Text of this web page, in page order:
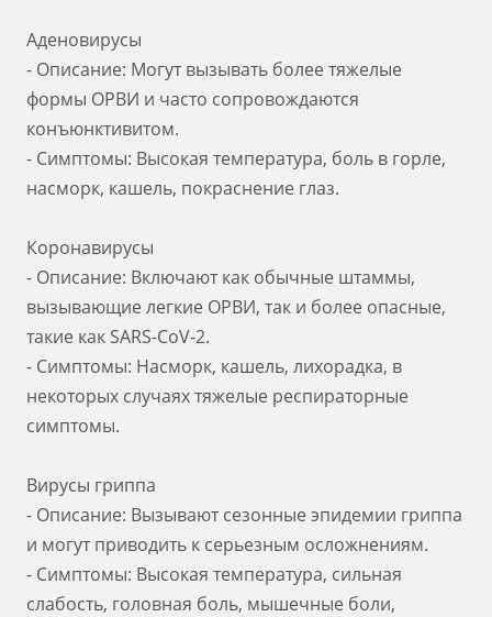
Аденовирусы
- Описание: Могут вызывать более тяжелые
формы ОРВИ и часто сопровождаются
конъюнктивитом.
- Симптомы: Высокая температура, боль в горле,
насморк, кашель, покраснение глаз.
Коронавирусы
- Описание: Включают как обычные штаммы,
вызывающие легкие ОРВИ, так и более опасные,
такие как SARS-CoV-2.
- Симптомы: Насморк, кашель, лихорадка, в
некоторых случаях тяжелые респираторные
симптомы.
Вирусы гриппа
- Описание: Вызывают сезонные эпидемии гриппа
и могут приводить к серьезным осложнениям.
- Симптомы: Высокая температура, сильная
слабость, головная боль, мышечные боли,